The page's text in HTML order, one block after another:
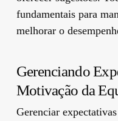
fundamentais para
melhorar o
Gerenciando
Motivação da
Gerenciar